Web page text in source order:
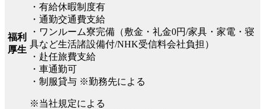
福利
厚生
・有給休暇制度有
・通勤交通費支給
・ワンルーム寮完備（敷金・礼金0円/家具・家電・寝
具など生活諸設備付/NHK受信料会社負担）
・赴任旅費支給
・車通勤可
・制服貸与 ※勤務先による
※当社規定による